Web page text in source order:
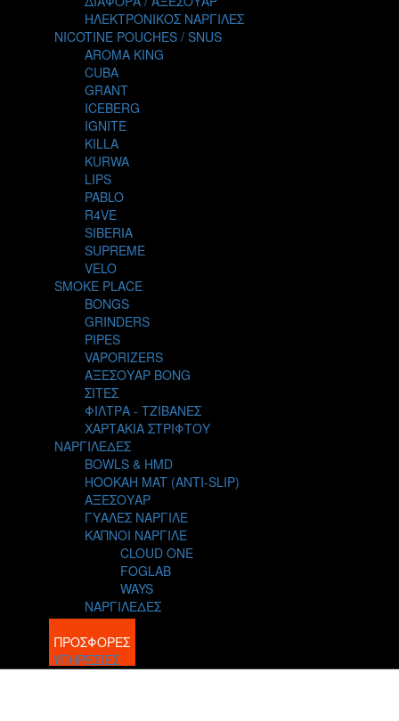
THE ALCHEMIST
THE SMOKER'S CLUB
TIKI MAHU
TWIST
VGOD
WILD ZOO
YETI
ΗΛΕΚΤΡΟΝΙΚΟΣ ΝΑΡΓΙΛΕΣ
NICOTINE POUCHES / SNUS
AROMA KING
CUBA
GRANT
ICEBERG
IGNITE
KILLA
KURWA
LIPS
PABLO
R4VE
SIBERIA
SUPREME
VELO
SMOKE PLACE
BONGS
GRINDERS
PIPES
VAPORIZERS
ΑΞΕΣΟΥΑΡ BONG
ΣΙΤΕΣ
ΦΙΛΤΡΑ - ΤΖΙΒΑΝΕΣ
ΧΑΡΤΑΚΙΑ ΣΤΡΙΦΤΟΥ
ΝΑΡΓΙΛΕΔΕΣ
BOWLS & HMD
HOOKAH MAT (ANTI-SLIP)
ΑΞΕΣΟΥΑΡ
ΓΥΑΛΕΣ ΝΑΡΓΙΛΕ
ΚΑΠΝΟΙ ΝΑΡΓΙΛΕ
CLOUD ONE
FOGLAB
WAYS
ΝΑΡΓΙΛΕΔΕΣ
BLOG
ΠΡΟΣΦΟΡΕΣ
ΥΠΗΡΕΣΙΕΣ